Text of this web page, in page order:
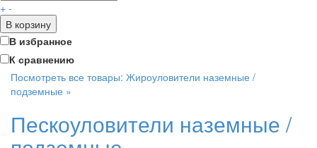
+ -
В корзину
В избранное
К сравнению
Посмотреть все товары: Жироуловители наземные /
подземные »
Пескоуловители наземные /